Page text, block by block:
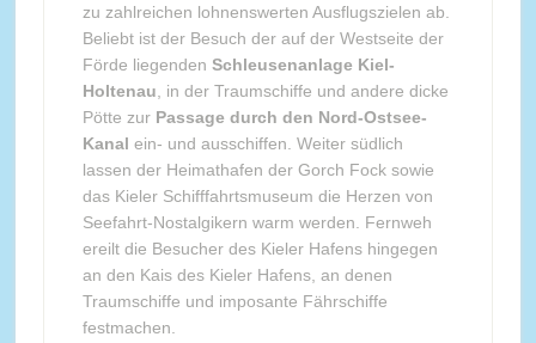
zu zahlreichen lohnenswerten Ausflugszielen ab.
Beliebt ist der Besuch der auf der Westseite der
Förde liegenden Schleusenanlage Kiel-
Holtenau , in der Traumschiffe und andere dicke
Pötte zur Passage durch den Nord-Ostsee-
Kanal ein- und ausschiffen. Weiter südlich
lassen der Heimathafen der Gorch Fock sowie
das Kieler Schifffahrtsmuseum die Herzen von
Seefahrt-Nostalgikern warm werden. Fernweh
ereilt die Besucher des Kieler Hafens hingegen
an den Kais des Kieler Hafens, an denen
Traumschiffe und imposante Fährschiffe
festmachen.